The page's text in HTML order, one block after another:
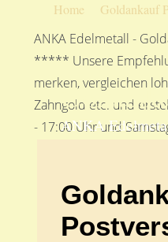
Home Goldankauf
ANKA Edelmetall -
***** Unsere
merken, vergleichen
Zahngold etc. und
- 17:00 Uhr und
ANKA